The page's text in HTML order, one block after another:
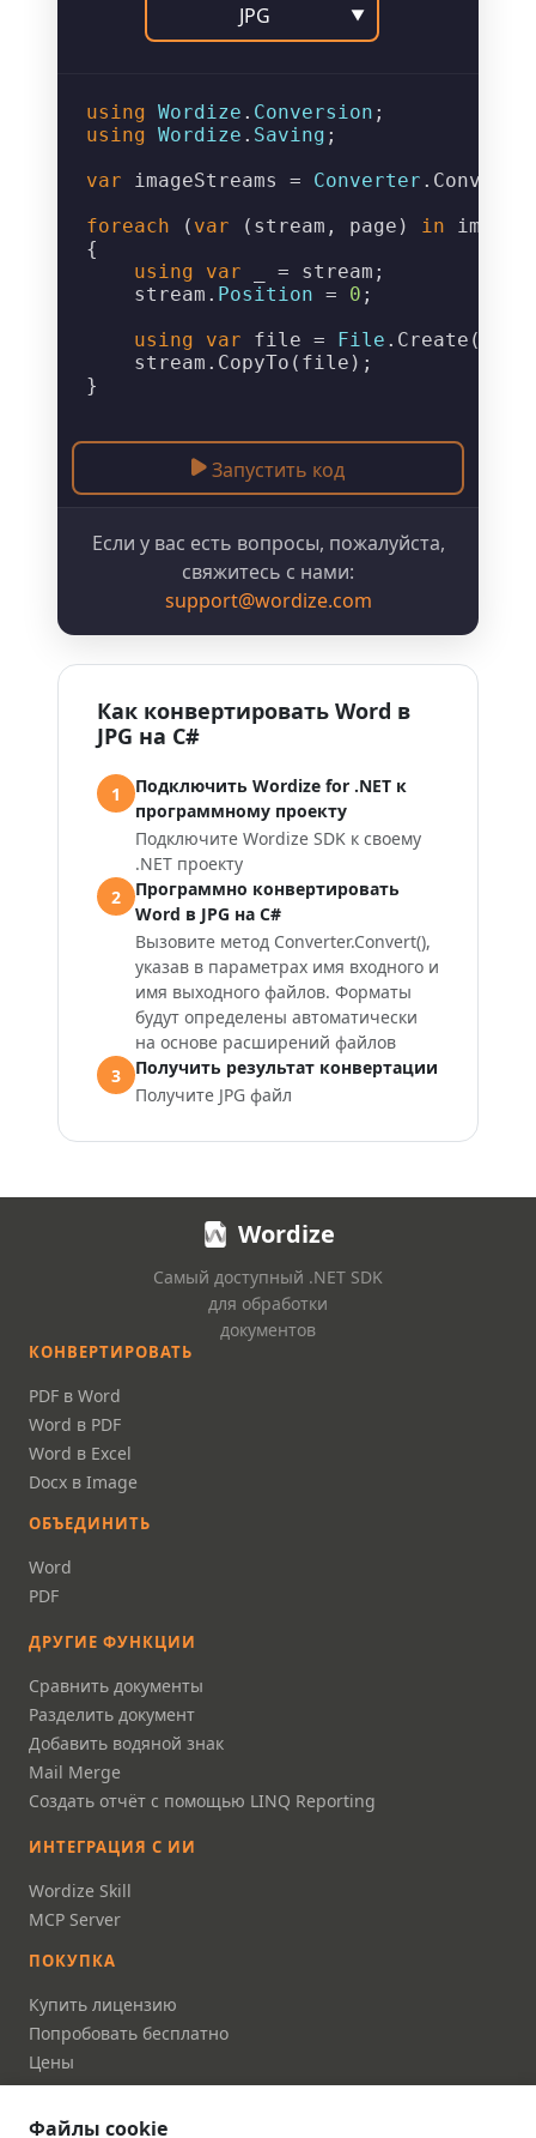
JPG ▼
using Wordize . Conversion
using Wordize . Saving ;
var imageStreams = Converter .
foreach ( var (stream, page) in
{
using
var _ = stream;
    stream.
Position = 0 ;
using
var file = File . Create (
    stream.
CopyTo (file);
Запустить код
Если у вас есть вопросы, пожалуйста,
свяжитесь с нами:
support@wordize.com
Как конвертировать Word в
JPG на C#
1
Подключить Wordize for .NET к
программному проекту
Подключите Wordize SDK к своему
.NET проекту
2
Программно конвертировать
Word в JPG на C#
Вызовите метод Converter.Convert(),
указав в параметрах имя входного и
имя выходного файлов. Форматы
будут определены автоматически
на основе расширений файлов
3
Получить результат конвертации
Получите JPG файл
Файлы cookie
Wordize
Самый доступный .NET SDK
для обработки
документов
КОНВЕРТИРОВАТЬ
PDF в Word
Word в PDF
Word в Excel
Docx в Image
ОБЪЕДИНИТЬ
Word
PDF
ДРУГИЕ ФУНКЦИИ
Сравнить документы
Разделить документ
Добавить водяной знак
Mail Merge
Создать отчёт с помощью LINQ Reporting
ИНТЕГРАЦИЯ С ИИ
Wordize Skill
MCP Server
ПОКУПКА
Купить лицензию
Попробовать бесплатно
Цены
FAQ